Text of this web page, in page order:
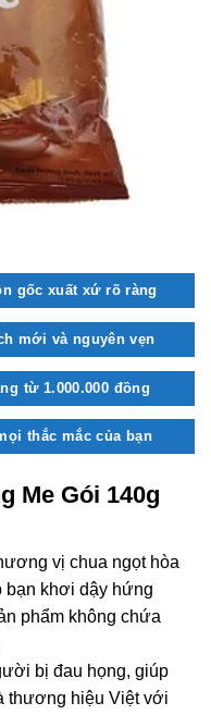
gốc xuất xứ rõ ràng
mới và nguyên vẹn
từ 1.000.000 đồng
thắc mắc của bạn
Me Gói 140g
vị chua ngọt hòa
bạn khơi dậy hứng
phẩm không chứa
bị đau họng, giúp
thương hiệu Việt với